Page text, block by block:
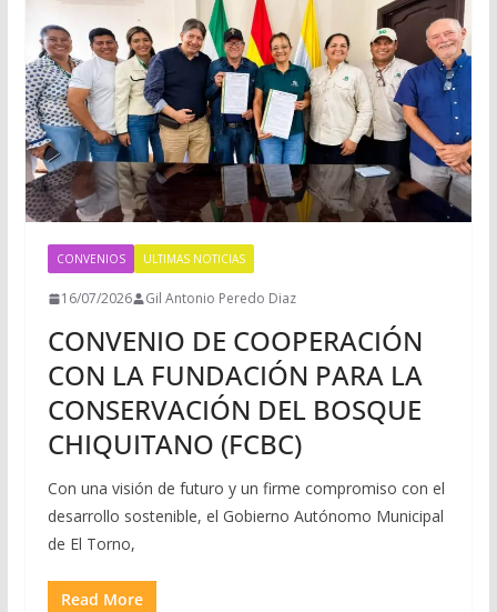
CONVENIOS ULTIMAS NOTICIAS
16/07/2026 Gil Antonio Peredo Diaz
CONVENIO DE COOPERACIÓN
CON LA FUNDACIÓN PARA LA
CONSERVACIÓN DEL BOSQUE
CHIQUITANO (FCBC)
Con una visión de futuro y un firme compromiso con el
desarrollo sostenible, el Gobierno Autónomo Municipal
de El Torno,
Read More